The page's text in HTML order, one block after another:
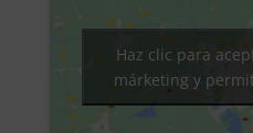
Haz clic para
márketing y